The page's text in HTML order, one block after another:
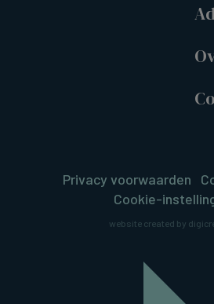
Privacy voorwaarden
Cookie-
website created by